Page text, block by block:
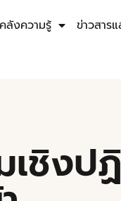
คลังความรู้ ข่าวสาร
เชิง